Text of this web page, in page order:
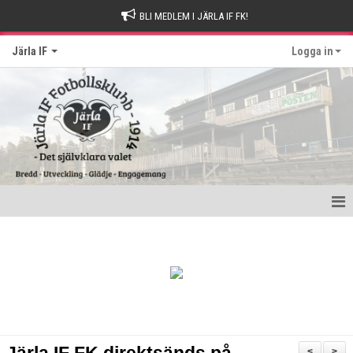
BLI MEDLEM I JÄRLA IF FK!
Järla IF Logga in